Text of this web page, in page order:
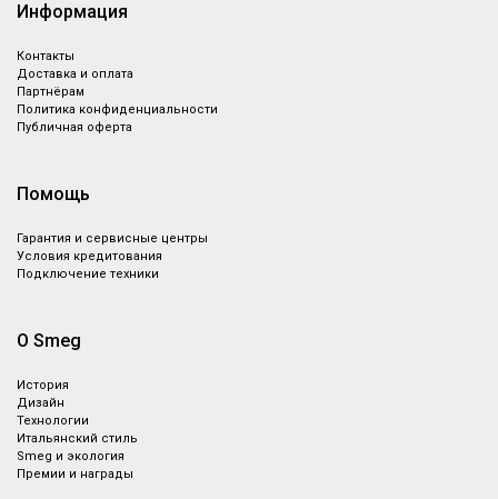
Информация
Контакты
Доставка и оплата
Партнёрам
Политика конфиденциальности
Публичная оферта
Помощь
Гарантия и сервисные центры
Условия кредитования
Подключение техники
О Smeg
История
Дизайн
Технологии
Итальянский стиль
Smeg и экология
Премии и награды